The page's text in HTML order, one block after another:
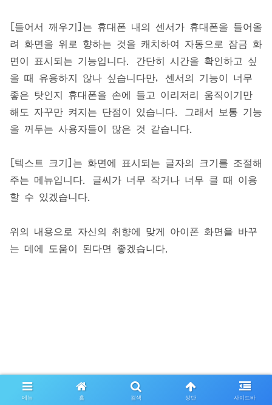
[들어서 깨우기]는 휴대폰 내의 센서가 휴대폰을 들어올
려 화면을 위로 향하는 것을 캐치하여 자동으로 잠금 화
면이 표시되는 기능입니다. 간단히 시간을 확인하고 싶
을 때 유용하지 않나 싶습니다만, 센서의 기능이 너무
좋은 탓인지 휴대폰을 손에 들고 이리저리 움직이기만
해도 자꾸만 켜지는 단점이 있습니다. 그래서 보통 기능
을 꺼두는 사용자들이 많은 것 같습니다.
[텍스트 크기]는 화면에 표시되는 글자의 크기를 조절해
주는 메뉴입니다. 글씨가 너무 작거나 너무 클 때 이용
할 수 있겠습니다.
위의 내용으로 자신의 취향에 맞게 아이폰 화면을 바꾸
는 데에 도움이 된다면 좋겠습니다.
메뉴 홈 검색 상단 사이드바